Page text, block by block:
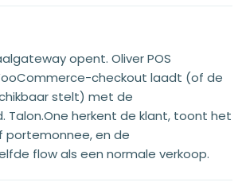
opent. Oliver POS
checkout laadt (of de
stelt) met de
herkent de klant, toont het
portemonnee, en de
flow als een normale verkoop.